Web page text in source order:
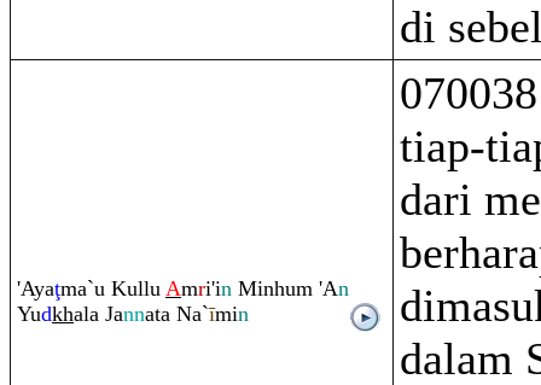
di
'Ayaţma`u Kullu Amri'in Minhum 'An
Yudkhala Jannata Na`īmin
tiap-
dari
dalam